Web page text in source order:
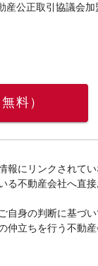
産公正取引協議会加
料）
報にリンクされて
る不動産会社へ直
自身の判断に基づ
仲立ちを行う不動